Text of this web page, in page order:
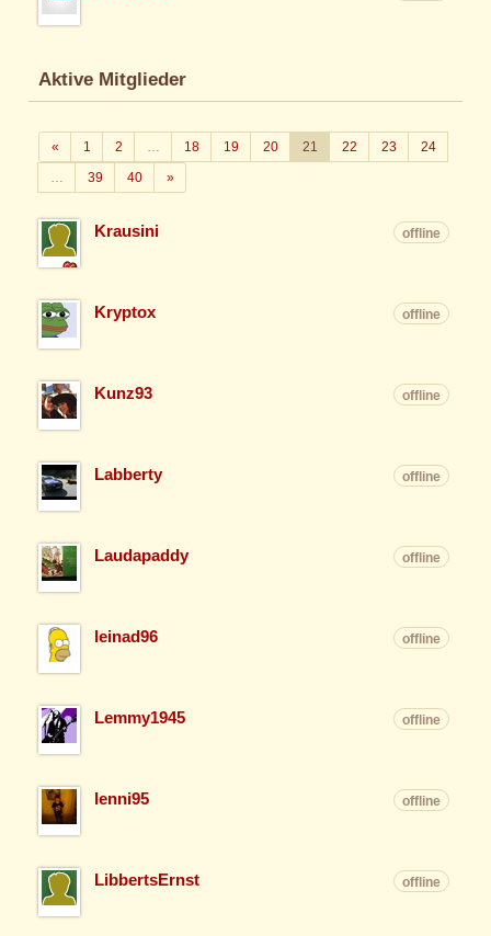
Aktive Mitglieder
«Zurück
1 2 … 18 19 20 21 22 23
24
39 40 »Weiter
Krausini offline
Kryptox offline
Kunz93 offline
Labberty offline
Laudapaddy offline
leinad96 offline
Lemmy1945 offline
lenni95 offline
LibbertsErnst offline